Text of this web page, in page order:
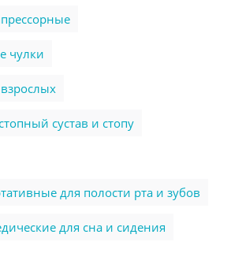
чулки
сустав и стопу
для полости рта и зубов
для сна и сидения